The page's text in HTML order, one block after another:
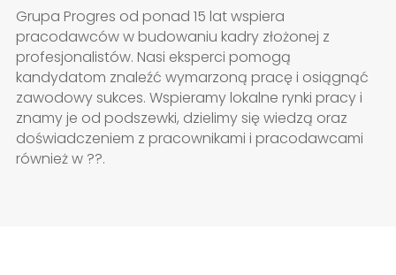
Grupa Progres od ponad 15 lat wspiera
pracodawców w budowaniu kadry złożonej z
profesjonalistów. Nasi eksperci pomogą
kandydatom znaleźć wymarzoną pracę i osiągnąć
zawodowy sukces. Wspieramy lokalne rynki pracy i
znamy je od podszewki, dzielimy się wiedzą oraz
doświadczeniem z pracownikami i pracodawcami
również w ??.